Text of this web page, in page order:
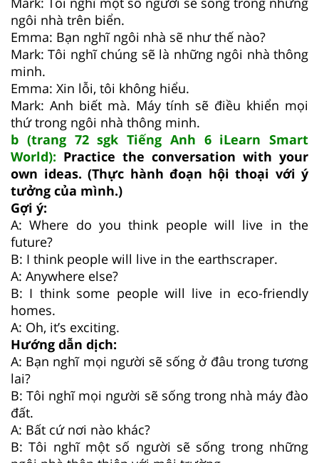
ngôi nhà trên biển.
Emma: Bạn nghĩ ngôi nhà sẽ như thế nào?
Mark: Tôi nghĩ chúng sẽ là những ngôi nhà thông
minh.
Emma: Xin lỗi, tôi không hiểu.
Mark: Anh biết mà. Máy tính sẽ điều khiển mọi
thứ trong ngôi nhà thông minh.
b (trang 72 sgk Tiếng Anh 6 iLearn Smart
World): Practice the conversation with your
own ideas. (Thực hành đoạn hội thoại với ý
tưởng của mình.)
Gợi ý:
A: Where do you think people will live in the
future?
B: I think people will live in the earthscraper.
A: Anywhere else?
B: I think some people will live in eco-friendly
homes.
A: Oh, it’s exciting.
Hướng dẫn dịch:
A: Bạn nghĩ mọi người sẽ sống ở đâu trong tương
lai?
B: Tôi nghĩ mọi người sẽ sống trong nhà máy đào
đất.
A: Bất cứ nơi nào khác?
B: Tôi nghĩ một số người sẽ sống trong những